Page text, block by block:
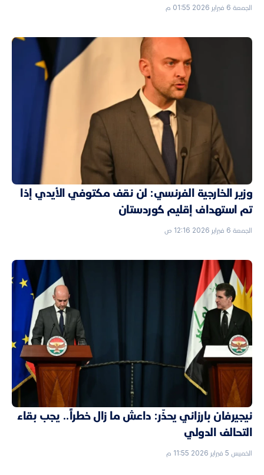
الجمعة 6 فبراير 2026 01:55 م
وزير الخارجية الفرنسي: لن نقف مكتوفي الأيدي إذا
تم استهداف إقليم كوردستان
الجمعة 6 فبراير 2026 12:16 ص
نيجيرفان بارزاني يحذّر: داعش ما زال خطراً.. يجب بقاء
التحالف الدولي
الخميس 5 فبراير 2026 11:55 م